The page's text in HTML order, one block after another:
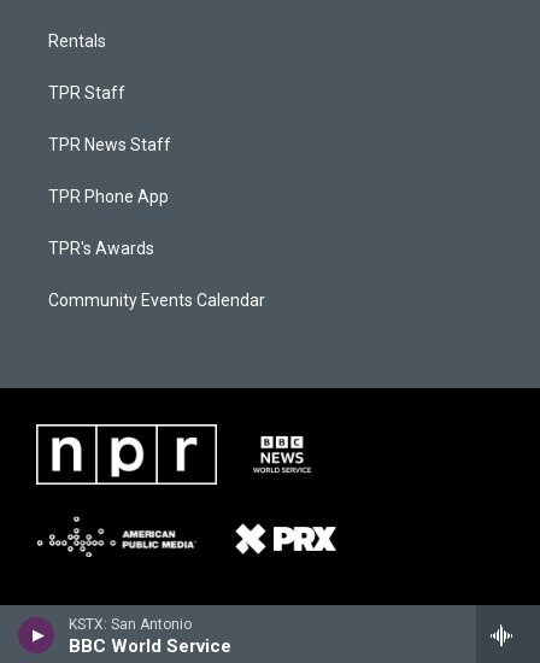
KSTX: San Antonio
BBC World Service
Rentals
TPR Staff
TPR News Staff
TPR Phone App
TPR's Awards
Community Events Calendar